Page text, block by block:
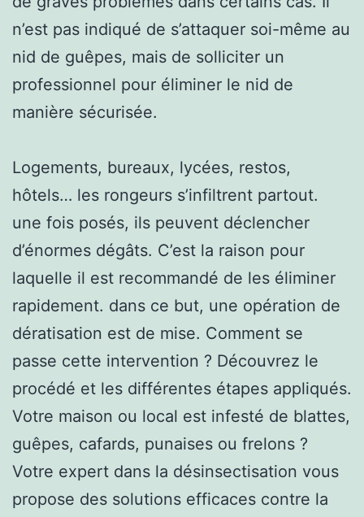
n’est pas indiqué de s’attaquer soi-même au
nid de guêpes, mais de solliciter un
professionnel pour éliminer le nid de
manière sécurisée.
Logements, bureaux, lycées, restos,
hôtels… les rongeurs s’infiltrent partout.
une fois posés, ils peuvent déclencher
d’énormes dégâts. C’est la raison pour
laquelle il est recommandé de les éliminer
rapidement. dans ce but, une opération de
dératisation est de mise. Comment se
passe cette intervention ? Découvrez le
procédé et les différentes étapes appliqués.
Votre maison ou local est infesté de blattes,
guêpes, cafards, punaises ou frelons ?
Votre expert dans la désinsectisation vous
propose des solutions efficaces contre la